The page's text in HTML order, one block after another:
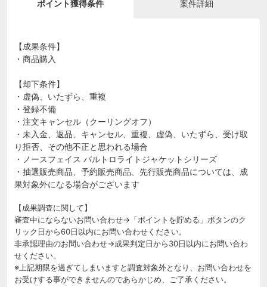
ポイント獲得条件 案件詳細
【成果条件】
・商品購入
【却下条件】
・虚偽、いたずら、重複
・登録不備
・注文キャンセル（クーリングオフ）
・未入金、返品、キャンセル、重複、虚偽、いたずら、受け取
り拒否、その他不正と思われる場合
・ノースフェイス バルトロライトジャケットシリーズ
・抽選販売商品、予約販売商品、先行販売商品については、成
果対象外になる場合がございます
【成果調査に関して】
審査中にならないお問い合わせ→「ポイントを貯める」ボタンのク
リック日から60日以内にお問い合わせください。
非承認理由のお問い合わせ→成果判定日から30日以内にお問い合わ
せください。
※上記期限を過ぎてしまいますと調査対象外となり、お問い合わせを
お受けする事ができませんのであらかじめ、ご了承ください。